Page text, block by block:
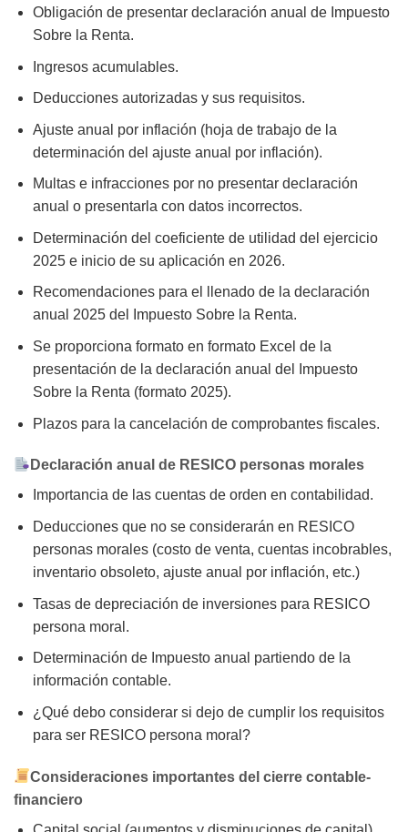
Obligación de presentar declaración anual de Impuesto
Sobre la Renta.
Ingresos acumulables.
Deducciones autorizadas y sus requisitos.
Ajuste anual por inflación (hoja de trabajo de la
determinación del ajuste anual por inflación).
Multas e infracciones por no presentar declaración
anual o presentarla con datos incorrectos.
Determinación del coeficiente de utilidad del ejercicio
2025 e inicio de su aplicación en 2026.
Recomendaciones para el llenado de la declaración
anual 2025 del Impuesto Sobre la Renta.
Se proporciona formato en formato Excel de la
presentación de la declaración anual del Impuesto
Sobre la Renta (formato 2025).
Plazos para la cancelación de comprobantes fiscales.
Declaración anual de RESICO personas morales
Importancia de las cuentas de orden en contabilidad.
Deducciones que no se considerarán en RESICO
personas morales (costo de venta, cuentas incobrables,
inventario obsoleto, ajuste anual por inflación, etc.)
Tasas de depreciación de inversiones para RESICO
persona moral.
Determinación de Impuesto anual partiendo de la
información contable.
¿Qué debo considerar si dejo de cumplir los requisitos
para ser RESICO persona moral?
Consideraciones importantes del cierre contable-
financiero